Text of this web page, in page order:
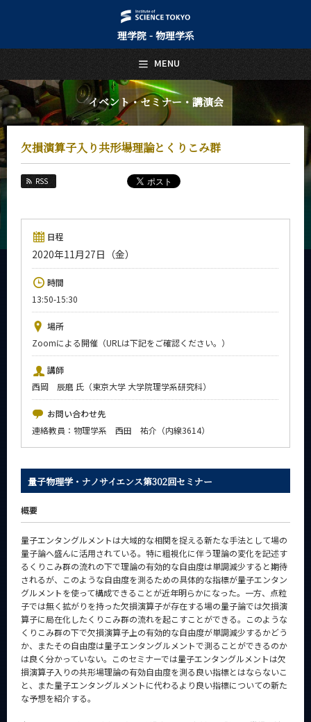
理学院 - 物理学系
イベント・セミナー・講演会
欠損演算子入り共形場理論とくりこみ群
RSS
日程
2020年11月27日（金）
時間
13:50-15:30
場所
Zoomによる開催（URLは下記をご確認ください。）
講師
西岡 辰磨 氏（東京大学 大学院理学系研究科）
お問い合わせ先
連絡教員：物理学系 西田 祐介（内線3614）
量子物理学・ナノサイエンス第302回セミナー
概要
量子エンタングルメントは大域的な相関を捉える新たな手法として場の
量子論へ盛んに活用されている。特に粗視化に伴う理論の変化を記述す
るくりこみ群の流れの下で理論の有効的な自由度は単調減少すると期待
されるが、このような自由度を測るための具体的な指標が量子エンタン
グルメントを使って構成できることが近年明らかになった。一方、点粒
子では無く拡がりを持った欠損演算子が存在する場の量子論では欠損演
算子に局在化したくりこみ群の流れを起こすことができる。このような
くりこみ群の下で欠損演算子上の有効的な自由度が単調減少するかどう
か、またその自由度は量子エンタングルメントで測ることができるのか
は良く分かっていない。このセミナーでは量子エンタングルメントは欠
損演算子入りの共形場理論の有効自由度を測る良い指標とはならないこ
と、また量子エンタングルメントに代わるより良い指標についての新た
な予想を紹介する。
MENU
日本語 English
トップページ
Top Page
物理学系について
About Us
教育
Education
未来
Future
入学案内
Admissions
物理学系 News&Information
News
イベントカレンダー
Event Calendar
今後のイベント
今後の課程別イベント
年別アーカイブ
CLOSE